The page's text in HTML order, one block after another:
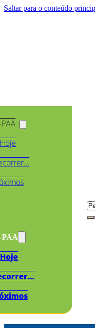
Saltar para o conteúdo
PAA
Hoje